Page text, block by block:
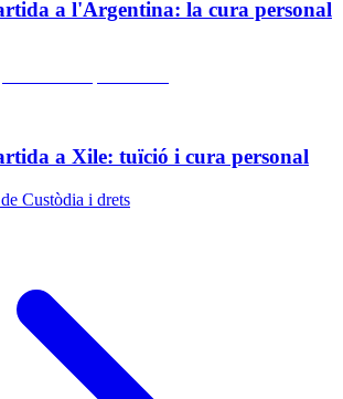
a l'Argentina: la cura personal
a Xile: tuïció i cura personal
Custòdia i drets